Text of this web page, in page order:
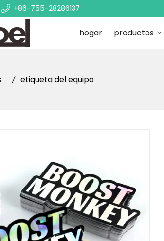
+86-755-28286137
hogar productos
etiqueta del equipo